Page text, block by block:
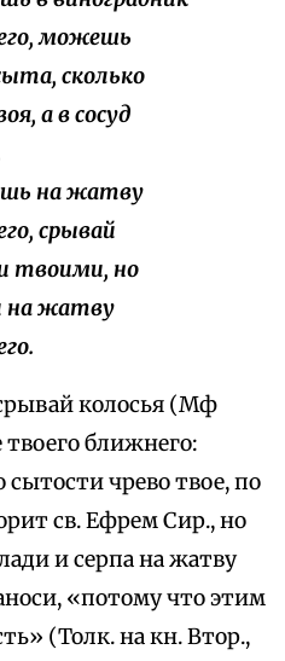
можешь
сколько
а в сосуд
на жатву
срывай
твоими, но
на жатву
колосья (Мф
твоего ближнего:
чрево твое, по
св. Ефрем Сир., но
и серпа на жатву
«потому что этим
(Толк. на кн. Втор.,